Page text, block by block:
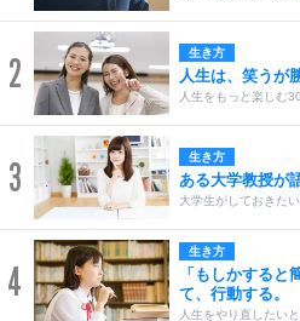
2 生き方
人生は、笑うが
人生をもっと楽しむ
3 生き方
ある大学教授が
大学生がしておきた
4
生き方
「もしかすると
て、行動する。
人生をやり直したい